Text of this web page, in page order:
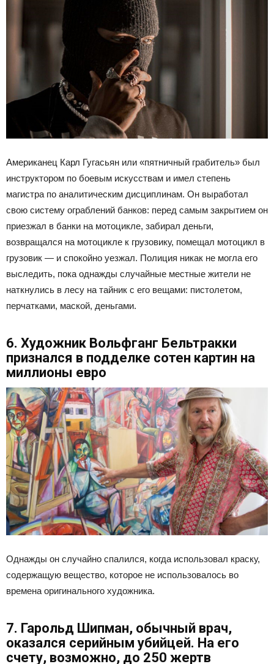
Американец Карл Гугасьян или «пятничный грабитель» был
инструктором по боевым искусствам и имел степень
магистра по аналитическим дисциплинам. Он выработал
свою систему ограблений банков: перед самым закрытием он
приезжал в банки на мотоцикле, забирал деньги,
возвращался на мотоцикле к грузовику, помещал мотоцикл в
грузовик — и спокойно уезжал. Полиция никак не могла его
выследить, пока однажды случайные местные жители не
наткнулись в лесу на тайник с его вещами: пистолетом,
перчатками, маской, деньгами.
6. Художник Вольфганг Бельтракки
признался в подделке сотен картин на
миллионы евро
Однажды он случайно спалился, когда использовал краску,
содержащую вещество, которое не использовалось во
времена оригинального художника.
7. Гарольд Шипман, обычный врач,
оказался серийным убийцей. На его
счету, возможно, до 250 жертв